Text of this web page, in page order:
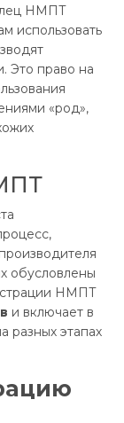
НМПТ
использовать
Это право на
«род»,
обусловлены
НМПТ
и включает в
разных этапах